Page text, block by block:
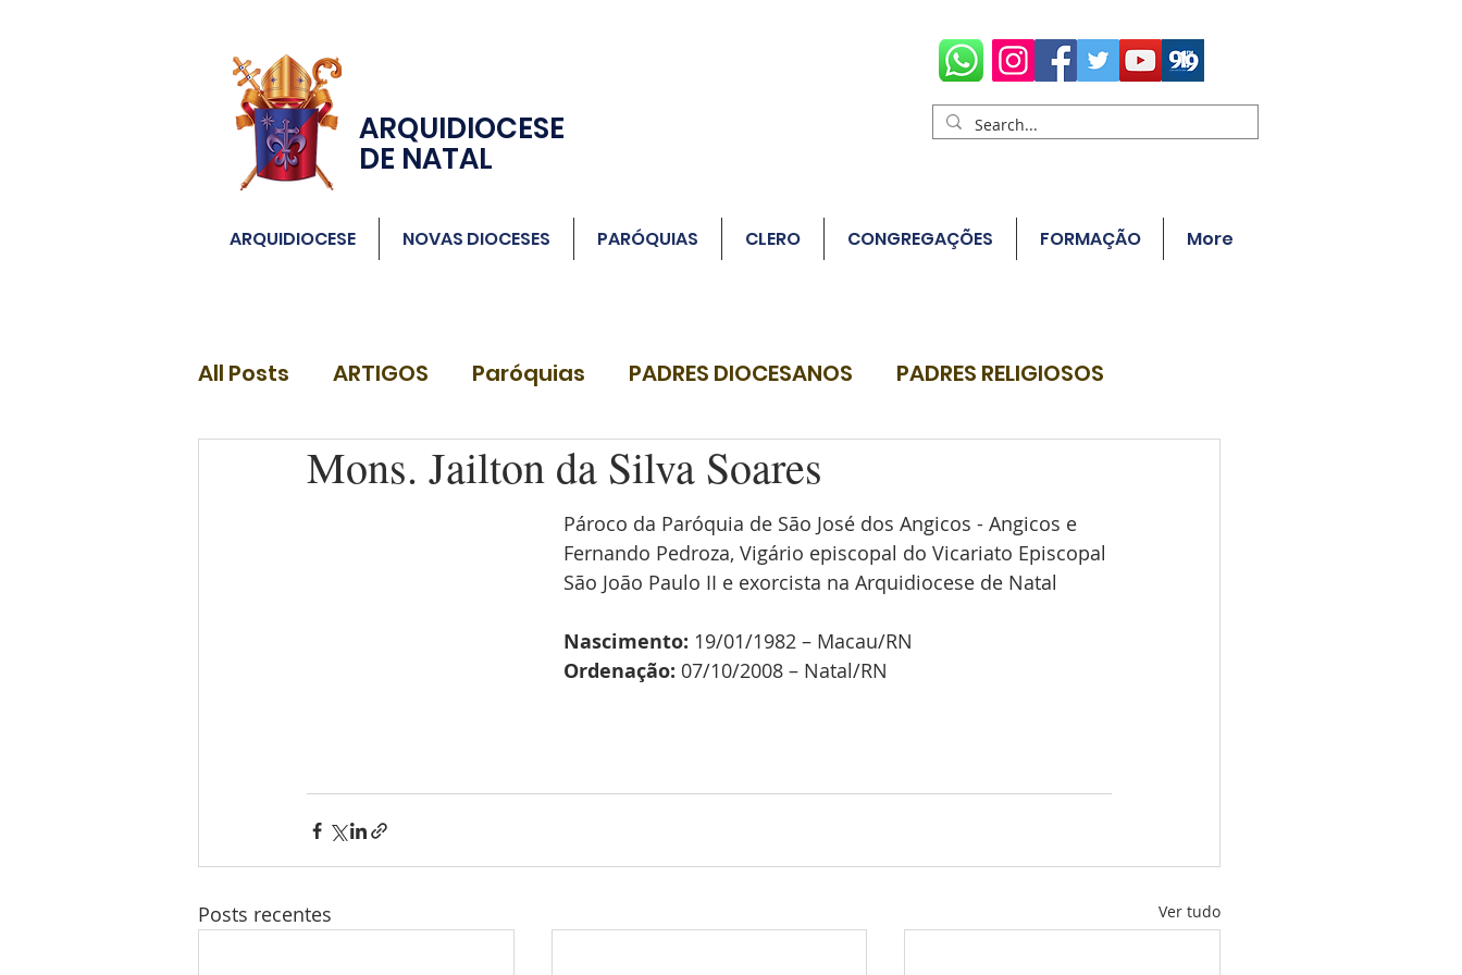
ARQUIDIOCESE
DE NATAL
ARQUIDIOCESE NOVAS DIOCESES PARÓQUIAS CLERO CONGREGAÇÕES FORMAÇÃO More
All Posts ARTIGOS Paróquias PADRES DIOCESANOS PADRES RELIGIOSOS
DIÁCONOSMons. Jailton da Silva Soares
Pároco da Paróquia de São José dos Angicos - Angicos e
Fernando Pedroza, Vigário episcopal do Vicariato Episcopal
São João Paulo II e exorcista na Arquidiocese de Natal
Nascimento: 19/01/1982 – Macau/RN
Ordenação: 07/10/2008 – Natal/RN
Posts recentes Ver tudo